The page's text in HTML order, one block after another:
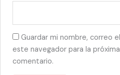
Guardar mi nombre, correo
este navegador para la
comentario.